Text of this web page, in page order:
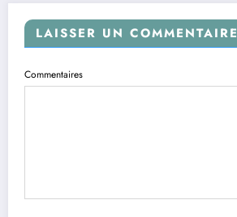
LAISSER UN COMMENTAIRE
Commentaires